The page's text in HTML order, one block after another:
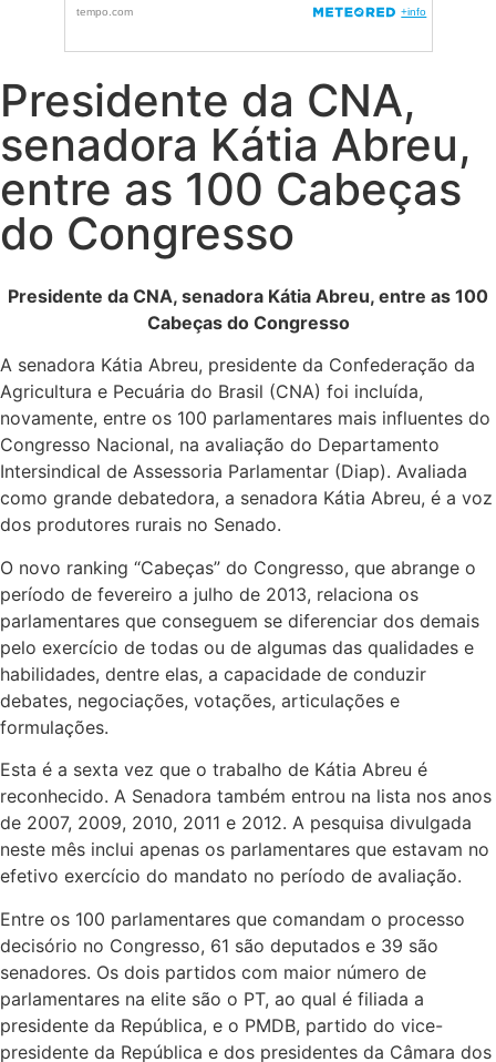
Presidente da CNA,
senadora Kátia Abreu,
entre as 100 Cabeças
do Congresso
Presidente da CNA, senadora Kátia Abreu, entre as 100
Cabeças do Congresso
A senadora Kátia Abreu, presidente da Confederação da
Agricultura e Pecuária do Brasil (CNA) foi incluída,
novamente, entre os 100 parlamentares mais influentes do
Congresso Nacional, na avaliação do Departamento
Intersindical de Assessoria Parlamentar (Diap). Avaliada
como grande debatedora, a senadora Kátia Abreu, é a voz
dos produtores rurais no Senado.
O novo ranking “Cabeças” do Congresso, que abrange o
período de fevereiro a julho de 2013, relaciona os
parlamentares que conseguem se diferenciar dos demais
pelo exercício de todas ou de algumas das qualidades e
habilidades, dentre elas, a capacidade de conduzir
debates, negociações, votações, articulações e
formulações.
Esta é a sexta vez que o trabalho de Kátia Abreu é
reconhecido. A Senadora também entrou na lista nos anos
de 2007, 2009, 2010, 2011 e 2012. A pesquisa divulgada
neste mês inclui apenas os parlamentares que estavam no
efetivo exercício do mandato no período de avaliação.
Entre os 100 parlamentares que comandam o processo
decisório no Congresso, 61 são deputados e 39 são
senadores. Os dois partidos com maior número de
parlamentares na elite são o PT, ao qual é filiada a
presidente da República, e o PMDB, partido do vice-
presidente da República e dos presidentes da Câmara dos